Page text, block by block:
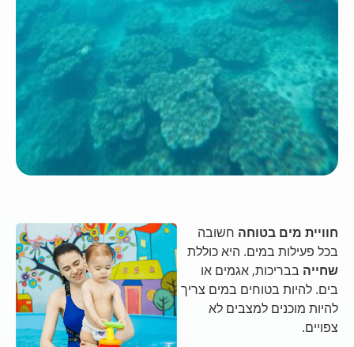
חוויית מים בטוחהחשובה
בכל פעילות במים. היא כוללת
שחייהבבריכות, אגמים או
בים. להיות בטוחים במים צריך
להיות מוכנים למצבים לא
צפויים.